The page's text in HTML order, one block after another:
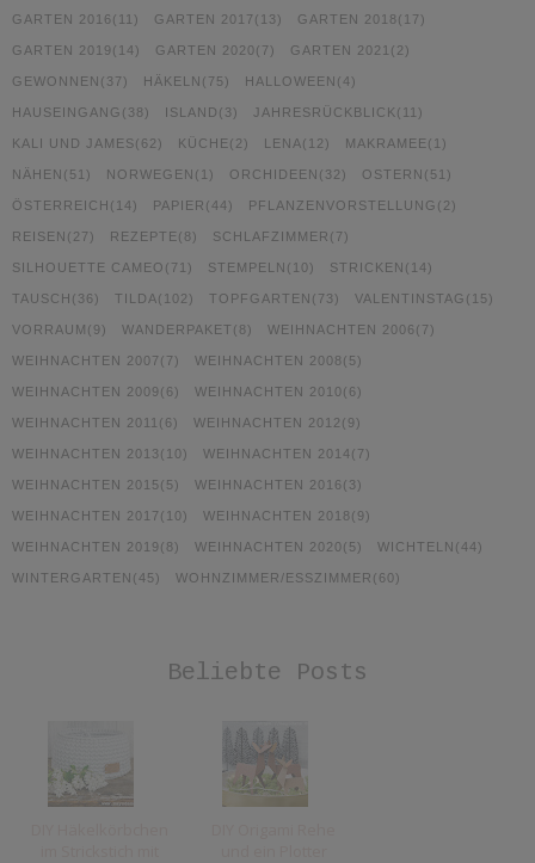
GARTEN 2016 (11) GARTEN 2017 (13) GARTEN 2018(17)
GARTEN 2019 (14) GARTEN 2020(7) GARTEN 2021 (2)
GEWONNEN (37) HÄKELN (75) HALLOWEEN (4)
HAUSEINGANG (38) ISLAND (3) JAHRESRÜCKBLICK (11)
KALI UND JAMES(62) KÜCHE (2) LENA(12) MAKRAMEE (1)
NÄHEN (51) NORWEGEN (1) ORCHIDEEN (32) OSTERN (51)
ÖSTERREICH (14) PAPIER (44) PFLANZENVORSTELLUNG (2)
REISEN (27) REZEPTE (8) SCHLAFZIMMER (7)
SILHOUETTE CAMEO (71) STEMPELN (10) STRICKEN (14)
TAUSCH (36) TILDA(102) TOPFGARTEN (73) VALENTINSTAG (15)
VORRAUM (9) WANDERPAKET (8) WEIHNACHTEN 2006 (7)
WEIHNACHTEN 2007 (7) WEIHNACHTEN 2008(5)
WEIHNACHTEN 2009 (6) WEIHNACHTEN 2010(6)
WEIHNACHTEN 2011 (6) WEIHNACHTEN 2012 (9)
WEIHNACHTEN 2013 (10) WEIHNACHTEN 2014(7)
WEIHNACHTEN 2015(5) WEIHNACHTEN 2016 (3)
WEIHNACHTEN 2017 (10) WEIHNACHTEN 2018(9)
WEIHNACHTEN 2019 (8) WEIHNACHTEN 2020(5) WICHTELN (44)
WINTERGARTEN (45) WOHNZIMMER/ESSZIMMER (60)
Beliebte Posts